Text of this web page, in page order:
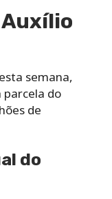
semana,
do
de
do